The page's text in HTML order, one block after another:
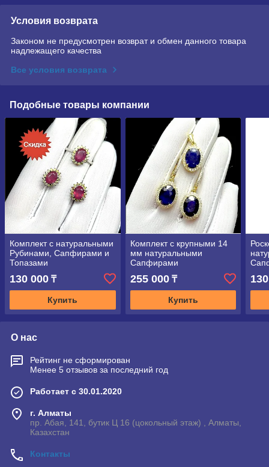
Условия возврата
Законом не предусмотрен возврат и обмен данного товара
надлежащего качества
Все условия возврата
Подобные товары компании
Комплект с натуральными
Рубинами, Сапфирами и
Топазами
130 000 ₸
Купить
Комплект с крупными 14
мм натуральными
Сапфирами
255 000₸
Купить
О нас
Рейтинг не сформирован
Менее 5 отзывов за последний год
Работает с 30.01.2020
г. Алматы
пр. Абая, 141, бутик Ц 16 (цокольный этаж) , Алматы,
Казахстан
Контакты